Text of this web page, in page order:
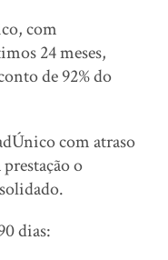
com
24 meses,
de 92% do
com atraso
o
dias: